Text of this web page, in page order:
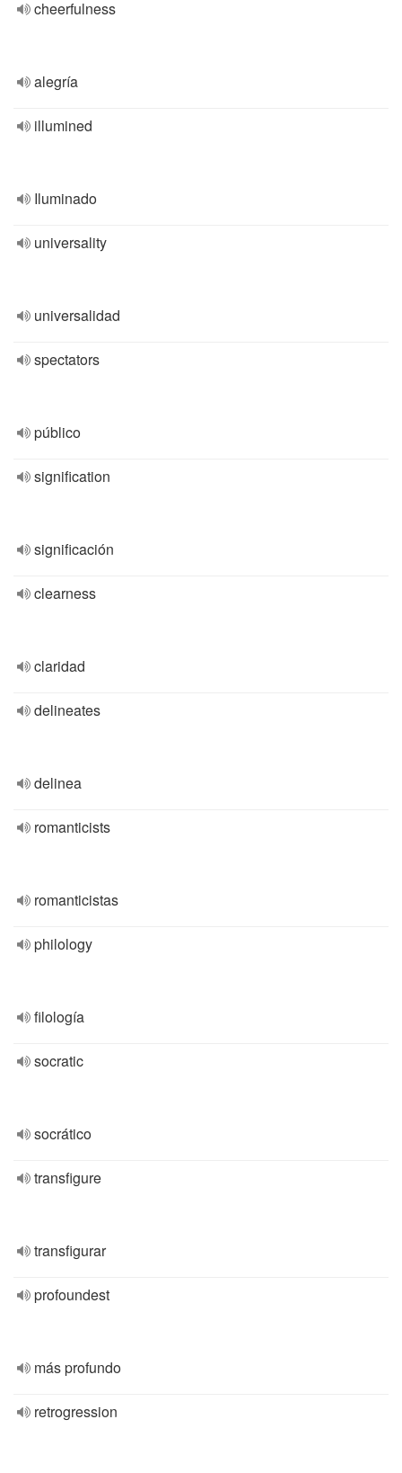
cheerfulness
alegría
illumined
Iluminado
universality
universalidad
spectators
público
signification
significación
clearness
claridad
delineates
delinea
romanticists
romanticistas
philology
filología
socratic
socrático
transfigure
transfigurar
profoundest
más profundo
retrogression